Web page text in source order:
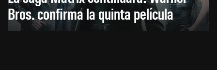
Bros. confirma la quinta película